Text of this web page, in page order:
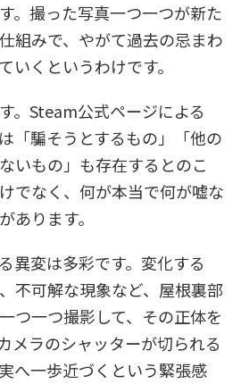
。撮った写真一つ一つが新た
組みで、やがて過去の忌まわ
いくというわけです。
。Steam公式ページによる
「騙そうとするもの」「他の
いもの」も存在するとのこ
でなく、何が本当で何が嘘な
あります。
異変は多彩です。変化する
不可解な現象など、屋根裏部
つ一つ撮影して、その正体を
メラのシャッターが切られる
へ一歩近づくという緊張感